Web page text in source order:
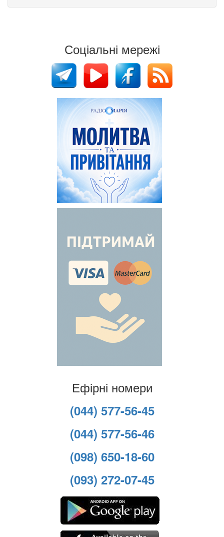
Соціальні мережі
Ефірні номери
(044) 577-56-45
(044) 577-56-46
(098) 650-18-60
(093) 272-07-45